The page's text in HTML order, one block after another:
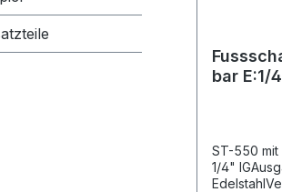
bar E:1/
ST-550 mit
1/4"